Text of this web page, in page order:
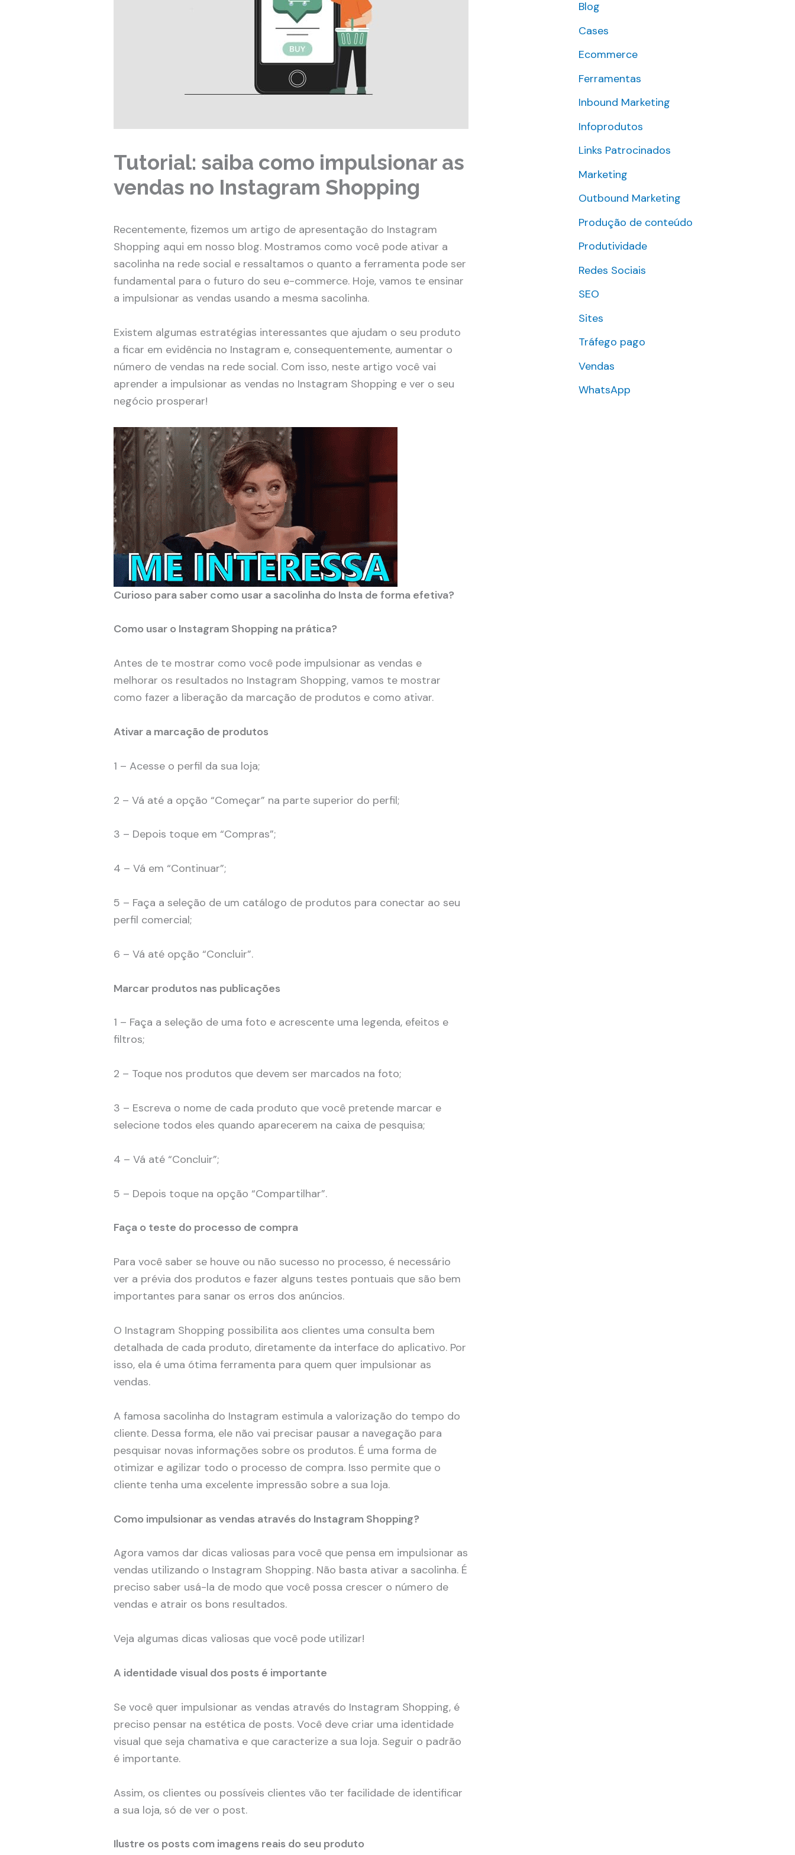
Tutorial: saiba como impulsionar as
vendas no Instagram Shopping
Recentemente, fizemos um artigo de apresentação do Instagram
Shopping aqui em nosso blog. Mostramos como você pode ativar a
sacolinha na rede social e ressaltamos o quanto a ferramenta pode ser
fundamental para o futuro do seu e-commerce. Hoje, vamos te ensinar
a impulsionar as vendas usando a mesma sacolinha.
Existem algumas estratégias interessantes que ajudam o seu produto
a ficar em evidência no Instagram e, consequentemente, aumentar o
número de vendas na rede social. Com isso, neste artigo você vai
aprender a impulsionar as vendas no Instagram Shopping e ver o seu
negócio prosperar!
Curioso para saber como usar a sacolinha do Insta de forma efetiva?
Como usar o Instagram Shopping na prática?
Antes de te mostrar como você pode impulsionar as vendas e
melhorar os resultados no Instagram Shopping, vamos te mostrar
como fazer a liberação da marcação de produtos e como ativar.
Ativar a marcação de produtos
1 – Acesse o perfil da sua loja;
2 – Vá até a opção “Começar” na parte superior do perfil;
3 – Depois toque em “Compras”;
4 – Vá em “Continuar”;
5 – Faça a seleção de um catálogo de produtos para conectar ao seu
perfil comercial;
6 – Vá até opção “Concluir”.
Marcar produtos nas publicações
1 – Faça a seleção de uma foto e acrescente uma legenda, efeitos e
filtros;
2 – Toque nos produtos que devem ser marcados na foto;
3 – Escreva o nome de cada produto que você pretende marcar e
selecione todos eles quando aparecerem na caixa de pesquisa;
4 – Vá até “Concluir”;
5 – Depois toque na opção “Compartilhar”.
Faça o teste do processo de compra
Para você saber se houve ou não sucesso no processo, é necessário
ver a prévia dos produtos e fazer alguns testes pontuais que são bem
importantes para sanar os erros dos anúncios.
O Instagram Shopping possibilita aos clientes uma consulta bem
detalhada de cada produto, diretamente da interface do aplicativo. Por
isso, ela é uma ótima ferramenta para quem quer impulsionar as
vendas.
A famosa sacolinha do Instagram estimula a valorização do tempo do
cliente. Dessa forma, ele não vai precisar pausar a navegação para
pesquisar novas informações sobre os produtos. É uma forma de
otimizar e agilizar todo o processo de compra. Isso permite que o
cliente tenha uma excelente impressão sobre a sua loja.
Como impulsionar as vendas através do Instagram Shopping?
Agora vamos dar dicas valiosas para você que pensa em impulsionar as
vendas utilizando o Instagram Shopping. Não basta ativar a sacolinha. É
preciso saber usá-la de modo que você possa crescer o número de
vendas e atrair os bons resultados.
Veja algumas dicas valiosas que você pode utilizar!
A identidade visual dos posts é importante
Se você quer impulsionar as vendas através do Instagram Shopping, é
preciso pensar na estética de posts. Você deve criar uma identidade
visual que seja chamativa e que caracterize a sua loja. Seguir o padrão
é importante.
Assim, os clientes ou possíveis clientes vão ter facilidade de identificar
a sua loja, só de ver o post.
Ilustre os posts com imagens reais do seu produto
s
a
r
p
Blog
Cases
Ecommerce
Ferramentas
Inbound Marketing
Infoprodutos
Links Patrocinados
Marketing
Outbound Marketing
Produção de conteúdo
Produtividade
Redes Sociais
SEO
Sites
Tráfego pago
Vendas
WhatsApp